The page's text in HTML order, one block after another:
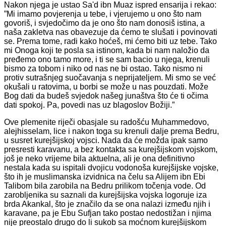
Nakon njega je ustao Sa'd ibn Muaz ispred ensarija i rekao:
”Mi imamo povjerenja u tebe, i vjerujemo u ono što nam
govoriš, i svjedočimo da je ono što nam donosiš istina, a
naša zakletva nas obavezuje da ćemo te slušati i povinovati
se. Prema tome, radi kako hoćeš, mi ćemo biti uz tebe. Tako
mi Onoga koji te posla sa istinom, kada bi nam naložio da
pređemo ono tamo more, i ti se sam bacio u njega, krenuli
bismo za tobom i niko od nas ne bi ostao. Tako nismo ni
protiv sutrašnjeg suočavanja s neprijateljem. Mi smo se već
okušali u ratovima, u borbi se može u nas pouzdati. Može
Bog dati da budeš svjedok našeg junaštva što će ti očima
dati spokoj. Pa, povedi nas uz blagoslov Božiji.”
Ove plemenite riječi obasjale su radošću Muhammedovo,
alejhisselam, lice i nakon toga su krenuli dalje prema Bedru,
u susret kurejšijskoj vojsci. Nada da će možda ipak samo
presresti karavanu, a bez kontakta sa kurejšijskom vojskom,
još je neko vrijeme bila aktuelna, ali je ona definitivno
nestala kada su ispitali dvojicu vodonoša kurejšijske vojske,
što ih je muslimanska izvidnica na čelu sa Alijem ibn Ebi
Talibom bila zarobila na Bedru prilikom točenja vode. Od
zarobljenika su saznali da kurejšijska vojska logoruje iza
brda Akankal, što je značilo da se ona nalazi između njih i
karavane, pa je Ebu Sufjan tako postao nedostižan i njima
nije preostalo drugo do li sukob sa moćnom kurejšijskom